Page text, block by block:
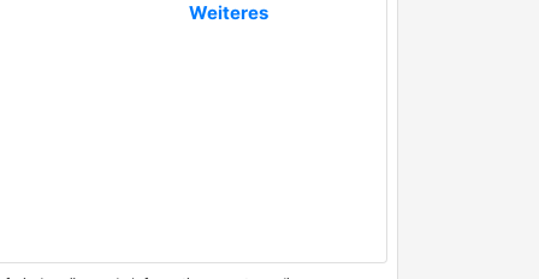
Weiteres